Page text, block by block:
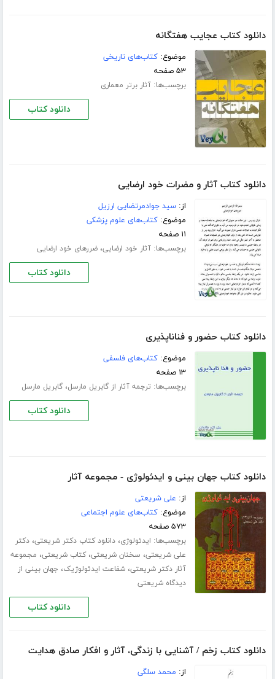
دانلود کتاب عجایب هفتگانه
موضوع:کتاب‌های تاریخی
۵۳ صفحه
برچسب‌ها:آثار برتر معماری
دانلود کتاب
دانلود کتاب آثار و مضرات خود ارضایی
از:سید جوادمرتضایی ارزیل
موضوع:کتاب‌های علوم پزشکی
۱۱ صفحه
برچسب‌ها:آثار خود ارضایی،ضررهای خود ارضایی
دانلود کتاب
دانلود کتاب ﺣﻀﻮﺭ ﻭ ﻓﻨﺎﻧﺎﭘﺬﯾﺮﯼ
موضوع:کتاب‌های فلسفی
۱۳ صفحه
برچسب‌ها: ترجمه آثار از گابریل مارسل،گابریل مارسل
دانلود کتاب
دانلود کتاب جهان بینی و ایدئولوژی - مجموعه آثار
از: علی شریعتی
موضوع:کتاب‌های علوم اجتماعی
۵۷۳ صفحه
برچسب‌ها: ایدئولوژی،دانلود کتاب دکتر شریعتی،دکتر
علی شریعتی، سخنان شریعتی،کتاب شریعتی، مجموعه
آثار دکتر شریعتی،شفاعت ایدئولوژیک، جهان بینی از
دیدگاه شریعتی
دانلود کتاب
دانلود کتاب زخم / آشنایی با زندگی، آثار و افکار صادق هدایت
از: محمد سلگی